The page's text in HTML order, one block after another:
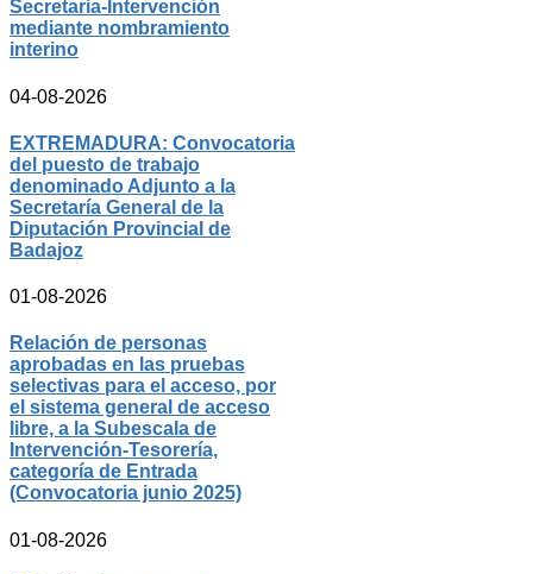
Secretaría-Intervención
mediante nombramiento
interino
04-08-2026
EXTREMADURA: Convocatoria
del puesto de trabajo
denominado Adjunto a la
Secretaría General de la
Diputación Provincial de
Badajoz
01-08-2026
Relación de personas
aprobadas en las pruebas
selectivas para el acceso, por
el sistema general de acceso
libre, a la Subescala de
Intervención-Tesorería,
categoría de Entrada
(Convocatoria junio 2025)
01-08-2026